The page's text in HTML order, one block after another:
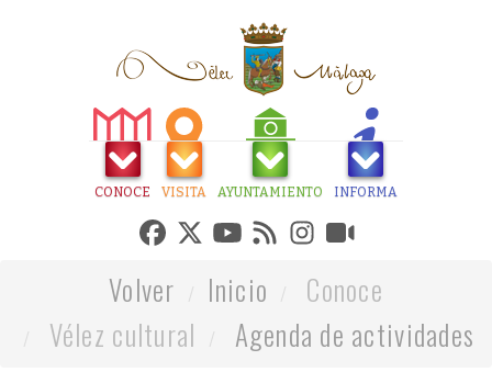
CONOCE VISITA AYUNTAMIENTO INFORMA
Volver Inicio
Conoce
Vélez cultural
Agenda de actividades